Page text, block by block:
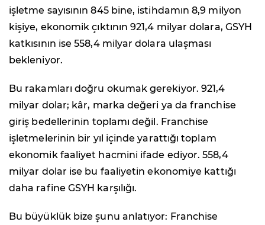
işletme sayısının 845 bine, istihdamın 8,9 milyon
kişiye, ekonomik çıktının 921,4 milyar dolara, GSYH
katkısının ise 558,4 milyar dolara ulaşması
bekleniyor.
Bu rakamları doğru okumak gerekiyor. 921,4
milyar dolar; kâr, marka değeri ya da franchise
giriş bedellerinin toplamı değil. Franchise
işletmelerinin bir yıl içinde yarattığı toplam
ekonomik faaliyet hacmini ifade ediyor. 558,4
milyar dolar ise bu faaliyetin ekonomiye kattığı
daha rafine GSYH karşılığı.
Bu büyüklük bize şunu anlatıyor: Franchise